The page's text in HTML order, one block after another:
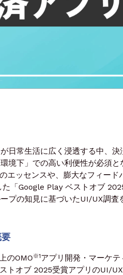
日常生活に広く浸透する中、
境下」での高い利便性が必須
エッセンスや、膨大なフィー
「Google Play ベストオブ
プの知見に基づいたUI/UX調査
のOMO※1アプリ開発・マーケ
トオブ 2025受賞アプリのUI/